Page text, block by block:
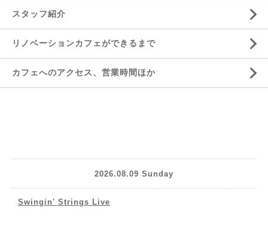
スタッフ紹介
リノベーションカフェができるまで
カフェへのアクセス、営業時間ほか
2026.08.09 Sunday
Swingin' Strings Live